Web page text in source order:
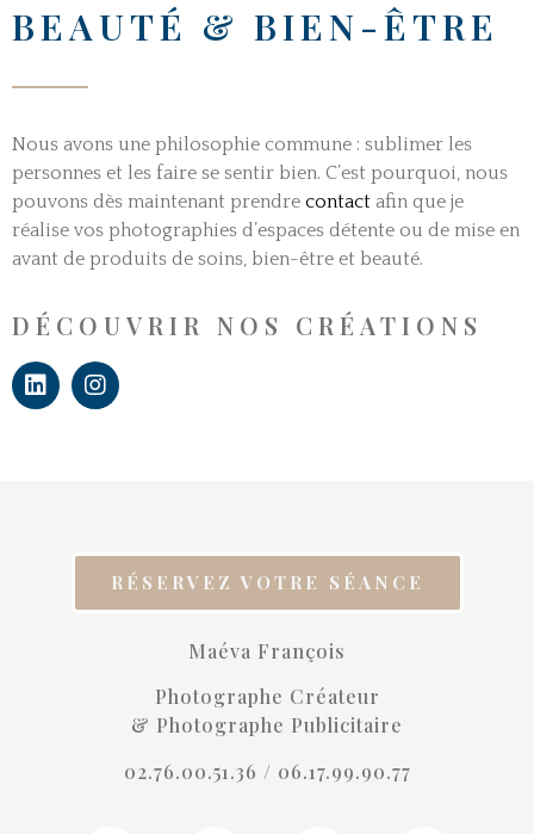
BEAUTÉ & BIEN-ÊTRE
Nous avons une philosophie commune : sublimer les
personnes et les faire se sentir bien. C’est pourquoi, nous
pouvons dès maintenant prendre contact afin que je
réalise vos photographies d’espaces détente ou de mise en
avant de produits de soins, bien-être et beauté.
DÉCOUVRIR NOS CRÉATIONS
RÉSERVEZ VOTRE SÉANCE
Maéva François
Photographe Créateur
& Photographe Publicitaire
02.76.00.51.36 / 06.17.99.90.77